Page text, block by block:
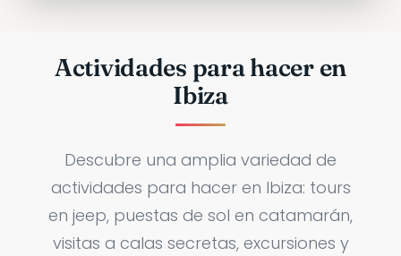
Actividades para hacer en
Ibiza
Descubre una amplia variedad de
actividades para hacer en Ibiza: tours
en jeep, puestas de sol en catamarán,
visitas a calas secretas, excursiones y